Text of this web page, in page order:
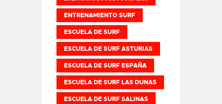
ENTRENAMIENTO SURF
ESCUELA DE SURF
ESCUELA DE SURF ASTURIAS
ESCUELA DE SURF ESPAÑA
ESCUELA DE SURF LAS DUNAS
ESCUELA DE SURF SALINAS